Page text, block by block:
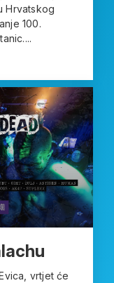
Hrvatskog
100.
vrtjet će